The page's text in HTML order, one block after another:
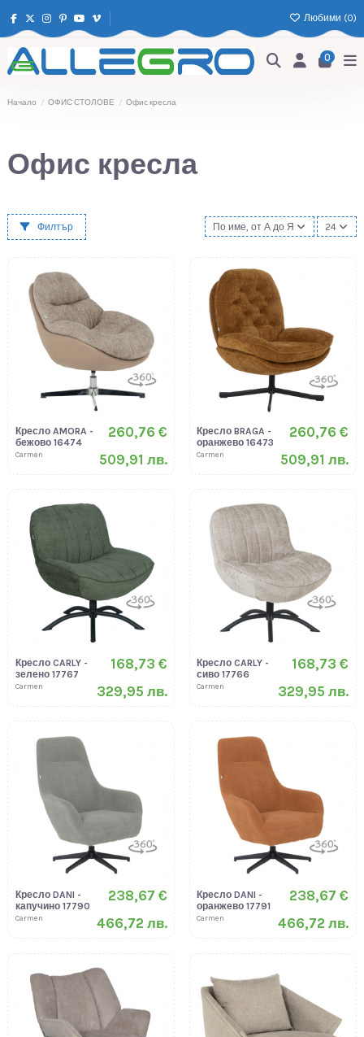
Любими (0)
0
Начало ОФИС СТОЛОВЕ Офис кресла
Офис кресла
Филтър По име, от А до Я 24
Кресло AMORA -
бежово 16474
Carmen
260,76 €
509,91 лв.
Кресло BRAGA -
оранжево 16473
Carmen
260,76 €
509,91 лв.
Кресло CARLY -
зелено 17767
Carmen
168,73 €
329,95 лв.
Кресло CARLY -
сиво 17766
Carmen
168,73 €
329,95 лв.
Кресло DANI -
капучино 17790
Carmen
238,67 €
466,72 лв.
Кресло DANI -
оранжево 17791
Carmen
238,67 €
466,72 лв.